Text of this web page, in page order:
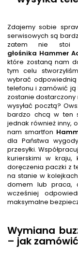
Zdajemy sobie
serwisowych są
zatem nie stoi
głośnika Hammer
które zostaną nam
tym celu
wybrać
telefonu i zamówić
zostanie
wysyłać pocztą?
bardzo chcą w ten
jednak również inny,
nam smartfon
dla Państwa
przesyłki.
kurierskimi w kraju,
doręczenia paczki z
na stanie w
domem lub praca,
wcześniej
maksymalne
Wymiana
– jak